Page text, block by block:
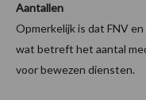
Aantallen
Opmerkelijk is dat FNV
wat betreft het aantal
voor bewezen diensten.